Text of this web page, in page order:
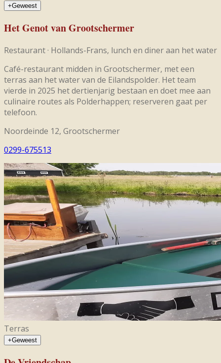
+Geweest
Het Genot van Grootschermer
Restaurant · Hollands-Frans, lunch en diner aan het water
Café-restaurant midden in Grootschermer, met een
terras aan het water van de Eilandspolder. Het team
vierde in 2025 het dertienjarig bestaan en doet mee aan
culinaire routes als Polderhappen; reserveren gaat per
telefoon.
Noordeinde 12, Grootschermer
0299-675513
Terras
+Geweest